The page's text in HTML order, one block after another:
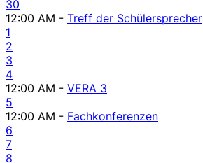
30
12:00 AM - Treff der Schülersprecher
1
2
3
4
12:00 AM - VERA 3
5
12:00 AM - Fachkonferenzen
6
7
8